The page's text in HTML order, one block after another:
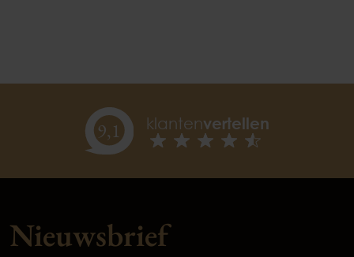
9,1 klantenvertellen
Nieuwsbrief